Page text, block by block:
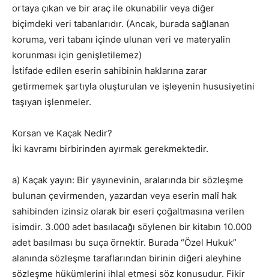
ortaya çıkan ve bir araç ile okunabilir veya diğer
biçimdeki veri tabanlarıdır. (Ancak, burada sağlanan
koruma, veri tabanı içinde ulunan veri ve materyalin
korunması için genişletilemez)
İstifade edilen eserin sahibinin haklarına zarar
getirmemek şartıyla oluşturulan ve işleyenin hususiyetini
taşıyan işlenmeler.
Korsan ve Kaçak Nedir?
İki kavramı birbirinden ayırmak gerekmektedir.
a) Kaçak yayın: Bir yayınevinin, aralarında bir sözleşme
bulunan çevirmenden, yazardan veya eserin malî hak
sahibinden izinsiz olarak bir eseri çoğaltmasına verilen
isimdir. 3.000 adet basılacağı söylenen bir kitabın 10.000
adet basılması bu suça örnektir. Burada “Özel Hukuk”
alanında sözleşme taraflarından birinin diğeri aleyhine
sözleşme hükümlerini ihlal etmesi söz konusudur. Fikir